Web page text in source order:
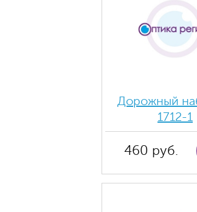
Дорожный
1712-1
460 руб.